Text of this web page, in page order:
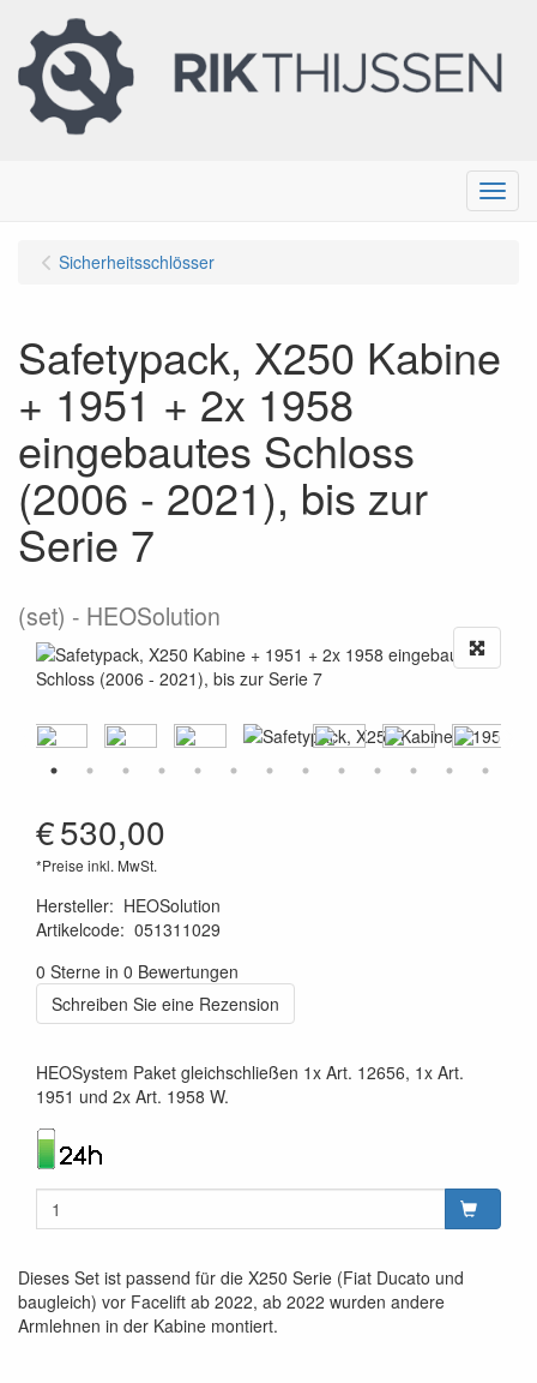
Menu
Sicherheitsschlösser
Safetypack, X250 Kabine
+ 1951 + 2x 1958
eingebautes Schloss
(2006 - 2021), bis zur
Serie 7
(set) HEOSolution
€530,00
*Preise inkl. MwSt.
Hersteller: HEOSolution
Artikelcode: 051311029
0 Sterne in 0 Bewertungen
Schreiben Sie eine Rezension
HEOSystem Paket gleichschließen 1x Art. 12656, 1x Art.
1951 und 2x Art. 1958 W.
Dieses Set ist passend für die X250 Serie (Fiat Ducato und
baugleich) vor Facelift ab 2022, ab 2022 wurden andere
Armlehnen in der Kabine montiert.